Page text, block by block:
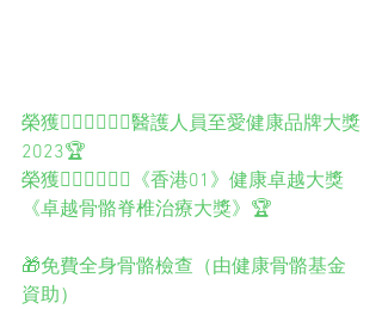
榮獲👨🏻‍⚕️👩🏻‍⚕️醫護人員至愛健康品牌大獎
2023🏆
榮獲👨🏻‍⚕️👩🏻‍⚕️《香港01》健康卓越大獎
《卓越骨骼脊椎治療大獎》🏆
🎁免費全身骨骼檢查（由健康骨骼基金
資助）